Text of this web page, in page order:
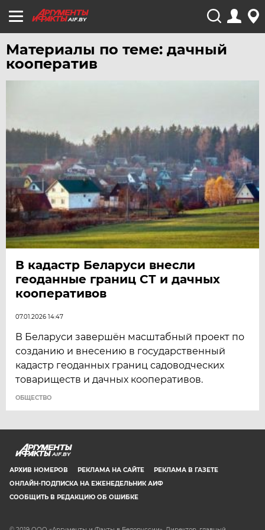
AIF.BY
Материалы по теме: дачный
кооператив
В кадастр Беларуси внесли
геоданные границ СТ и дачных
кооперативов
07.01.2026 14:47
В Беларуси завершён масштабный проект по
созданию и внесению в государственный
кадастр геоданных границ садоводческих
товариществ и дачных кооперативов.
ОБЩЕСТВО
AIF.BY
АРХИВ НОМЕРОВ РЕКЛАМА НА САЙТЕ
РЕКЛАМА В ГАЗЕТЕ
ОНЛАЙН-ПОДПИСКА НА ЕЖЕНЕДЕЛЬНИК АИФ
СООБЩИТЬ В РЕДАКЦИЮ ОБ ОШИБКЕ